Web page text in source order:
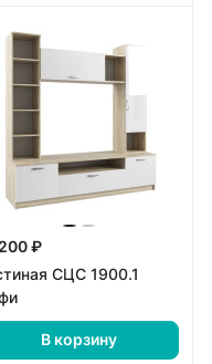
₽
СЦС 1900.1
В корзину